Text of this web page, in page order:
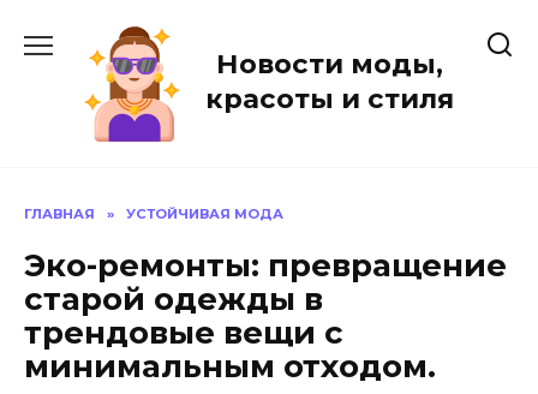
содержанию
Новости моды,
красоты и стиля
ГЛАВНАЯ » УСТОЙЧИВАЯ МОДА
Эко-ремонты: превращение
старой одежды в
трендовые вещи с
минимальным отходом.